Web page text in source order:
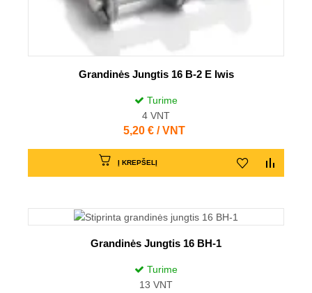
Grandinės Jungtis 16 B-2 E Iwis
Turime
4 VNT
Kaina
5,20 € / VNT
Į KREPŠELĮ
Grandinės Jungtis 16 BH-1
Turime
13 VNT